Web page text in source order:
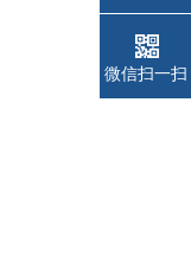
微信扫一扫